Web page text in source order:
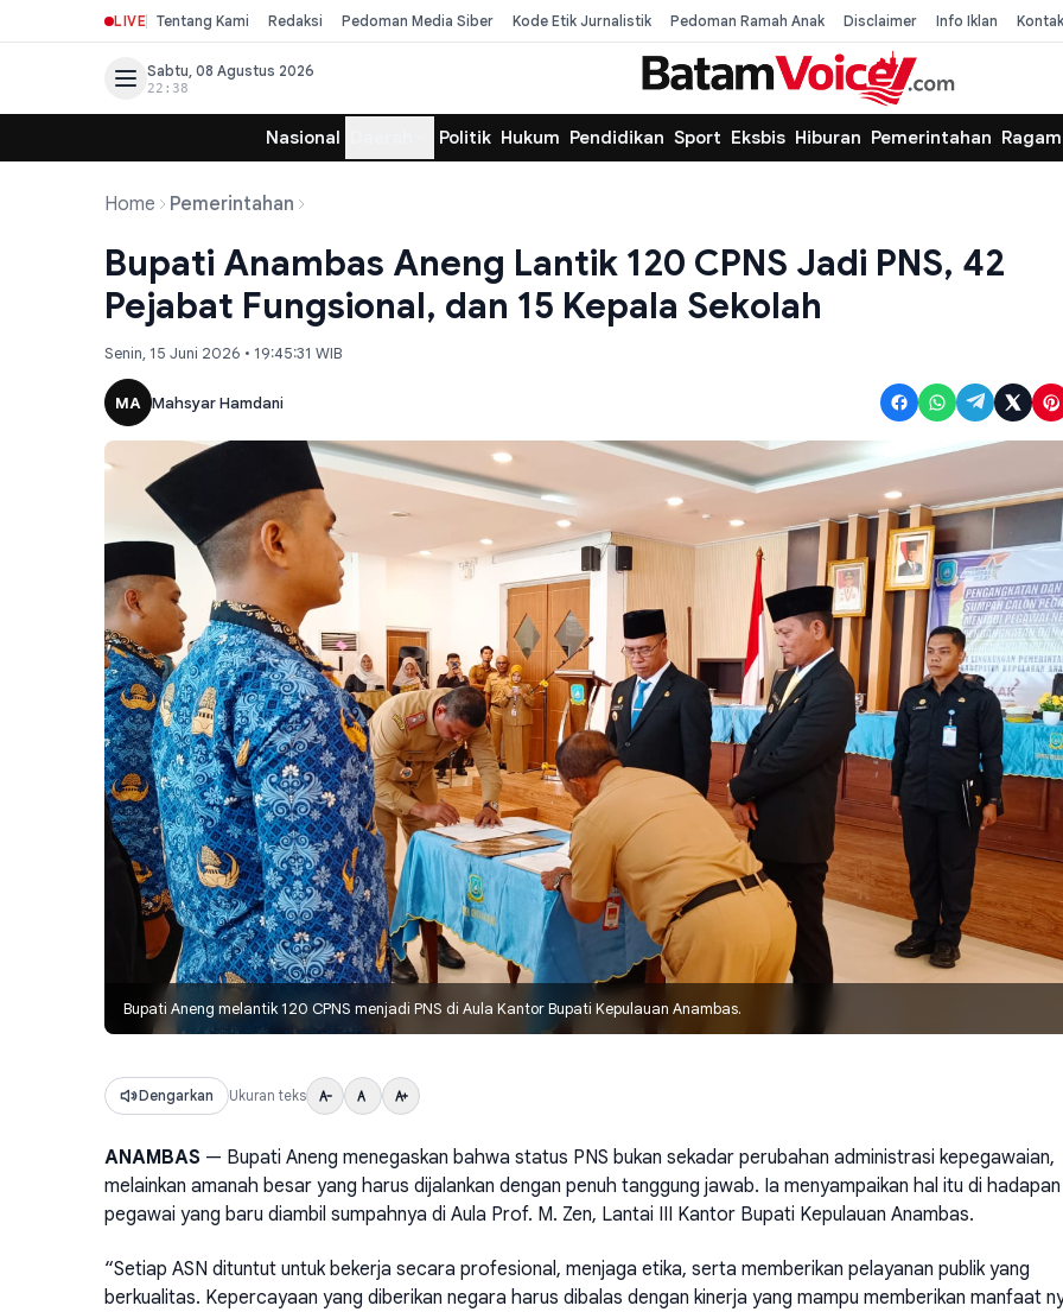
LIVE Tentang Kami Redaksi Pedoman Media Siber Kode Etik Jurnalistik Pedoman Ramah Anak Disclaimer Info Iklan
Sabtu, 08 Agustus 2026
22:38
Nasional Politik Hukum Pendidikan Sport Eksbis Hiburan Pemerintahan Ragam
Home Pemerintahan
Bupati Anambas Aneng Lantik 120 CPNS Jadi PNS, 42
Pejabat Fungsional, dan 15 Kepala Sekolah
Senin, 15 Juni 2026 • 19:45:31 WIB
MA Mahsyar Hamdani
Bupati Aneng melantik 120 CPNS menjadi PNS di Aula Kantor Bupati Kepulauan Anambas.
Dengarkan Ukuran teks
ANAMBAS — Bupati Aneng menegaskan bahwa status PNS bukan sekadar perubahan administrasi kepegawaian,
melainkan amanah besar yang harus dijalankan dengan penuh tanggung jawab. Ia menyampaikan hal itu di
pegawai yang baru diambil sumpahnya di Aula Prof. M. Zen, Lantai III Kantor Bupati Kepulauan Anambas.
“Setiap ASN dituntut untuk bekerja secara profesional, menjaga etika, serta memberikan pelayanan publik yang
berkualitas. Kepercayaan yang diberikan negara harus dibalas dengan kinerja yang mampu memberikan manfaat